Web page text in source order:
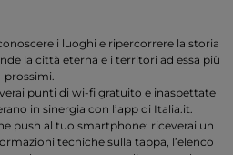
i luoghi e ripercorrere la storia
la città eterna e i territori ad essa più
prossimi.
punti di wi-fi gratuito e inaspettate
in sinergia con l’app di Italia.it.
push al tuo smartphone: riceverai un
tecniche sulla tappa, l’elenco